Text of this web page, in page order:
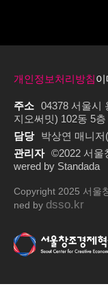
개인정보처리방침
주소 04378 서울시
지오써밋) 102동 5
담당
박상연 매니
관리자 ©2022 서울
wered by Standada
Copyright 2025 서울
ned by dsso.kr